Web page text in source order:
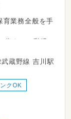
育業務全般を手
までの乳児・
、体操教室な
どを取り入れ
川市吉川団地5-16 JR武蔵野線 吉川駅
クOK